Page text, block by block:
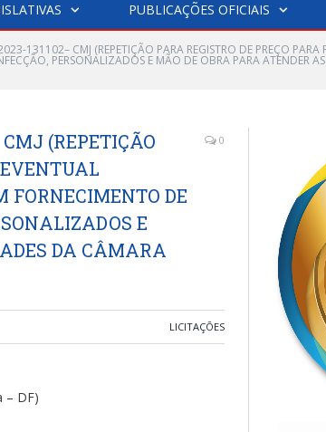
PUBLICAÇÕES OFICIAIS
131102– CMJ (REPETIÇÃO PARA REGISTRO DE PREÇO
PERSONALIZADOS E MÃO DE OBRA PARA ATENDER
(REPETIÇÃO
FORNECIMENTO DE
E
DA CÂMARA
0
LICITAÇÕES
– DF)